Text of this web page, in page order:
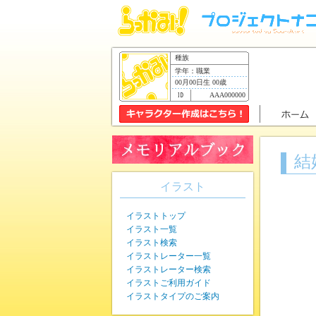
種族
学年：職業
00月00日生 00歳
AAA000000
結
イラスト
イラストトップ
イラスト一覧
イラスト検索
イラストレーター一覧
イラストレーター検索
イラストご利用ガイド
イラストタイプのご案内